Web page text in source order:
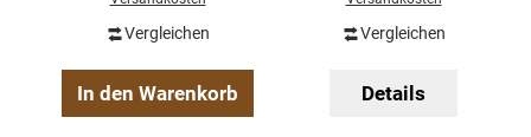
Vergleichen
In den Warenkorb
wählbar
Vergleichen
Details